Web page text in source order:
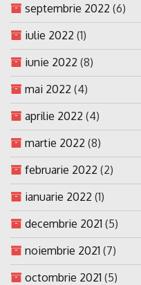
septembrie 2022 (6)
iulie 2022 (1)
iunie 2022 (8)
mai 2022 (4)
aprilie 2022 (4)
martie 2022 (8)
februarie 2022 (2)
ianuarie 2022 (1)
decembrie 2021 (5)
noiembrie 2021 (7)
octombrie 2021 (5)